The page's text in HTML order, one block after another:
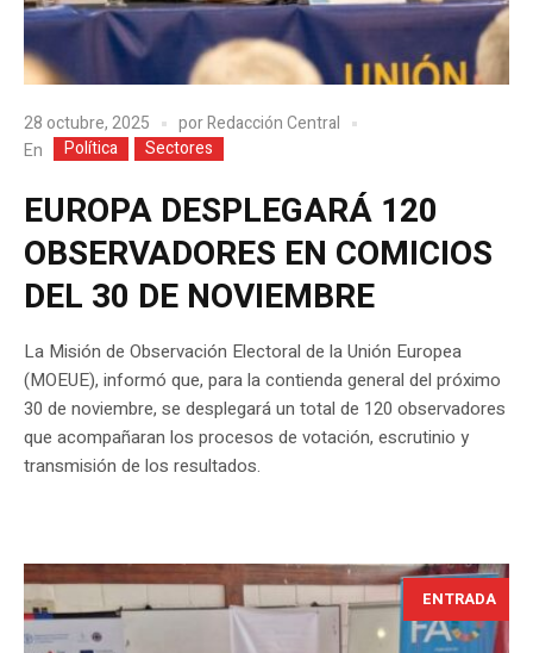
28 octubre, 2025 porRedacción Central
En
Política Sectores
EUROPA DESPLEGARÁ 120
OBSERVADORES EN COMICIOS
DEL 30 DE NOVIEMBRE
La Misión de Observación Electoral de la Unión Europea
(MOEUE), informó que, para la contienda general del próximo
30 de noviembre, se desplegará un total de 120 observadores
que acompañaran los procesos de votación, escrutinio y
transmisión de los resultados.
ENTRADA